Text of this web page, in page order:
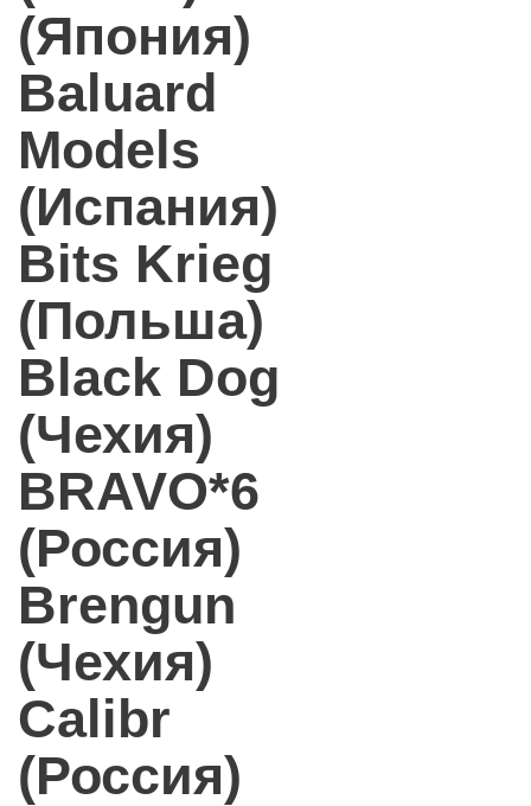
(Япония)
Baluard
Models
(Испания)
Bits Krieg
(Польша)
Black Dog
(Чехия)
BRAVO*6
(Россия)
Brengun
(Чехия)
Calibr
(Россия)